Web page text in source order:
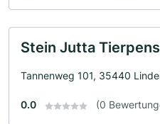
Stein Jutta
Tannenweg 101, 35440
0.0 (0